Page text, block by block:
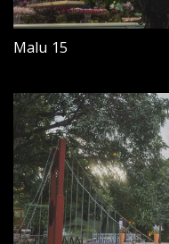
Malu 15